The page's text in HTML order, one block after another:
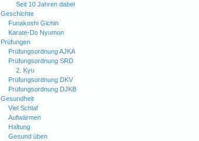
Seit 10 Jahren dabei
Geschichte
Funakoshi Gichin
Karate-Do Nyumon
Prüfungen
Prüfungsordnung AJKA
Prüfungsordnung SRD
2. Kyu
Prüfungsordnung DKV
Prüfungsordnung DJKB
Gesundheit
Viel Schlaf
Aufwärmen
Haltung
Gesund üben